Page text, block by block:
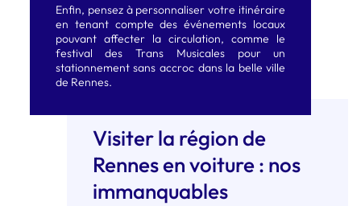
Enfin, pensez à personnaliser votre itinéraire
en tenant compte des événements locaux
pouvant affecter la circulation, comme le
festival des Trans Musicales pour un
stationnement sans accroc dans la belle ville
de Rennes.
Visiter la région de
Rennes en voiture : nos
immanquables